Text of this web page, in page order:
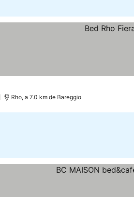
Rho, a 7.0 km de Bareggio